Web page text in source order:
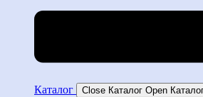
Каталог Close Каталог Open